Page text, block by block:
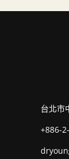
台北市
+886-